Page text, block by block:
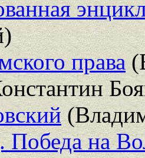
права
Победа на